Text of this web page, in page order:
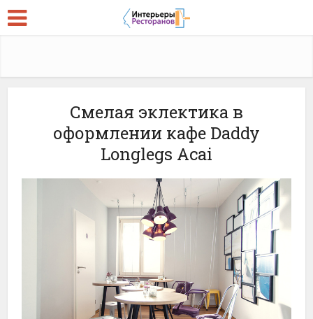
Смелая эклектика в
оформлении кафе Daddy
Longlegs Acai